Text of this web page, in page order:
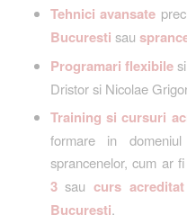
Tehnici avansate
Bucuresti sau
Programari flexibilesi
Dristor si Nicolae
Training si cursuri
formare in
sprancenelor, cum ar fi
3saucurs
Bucuresti.